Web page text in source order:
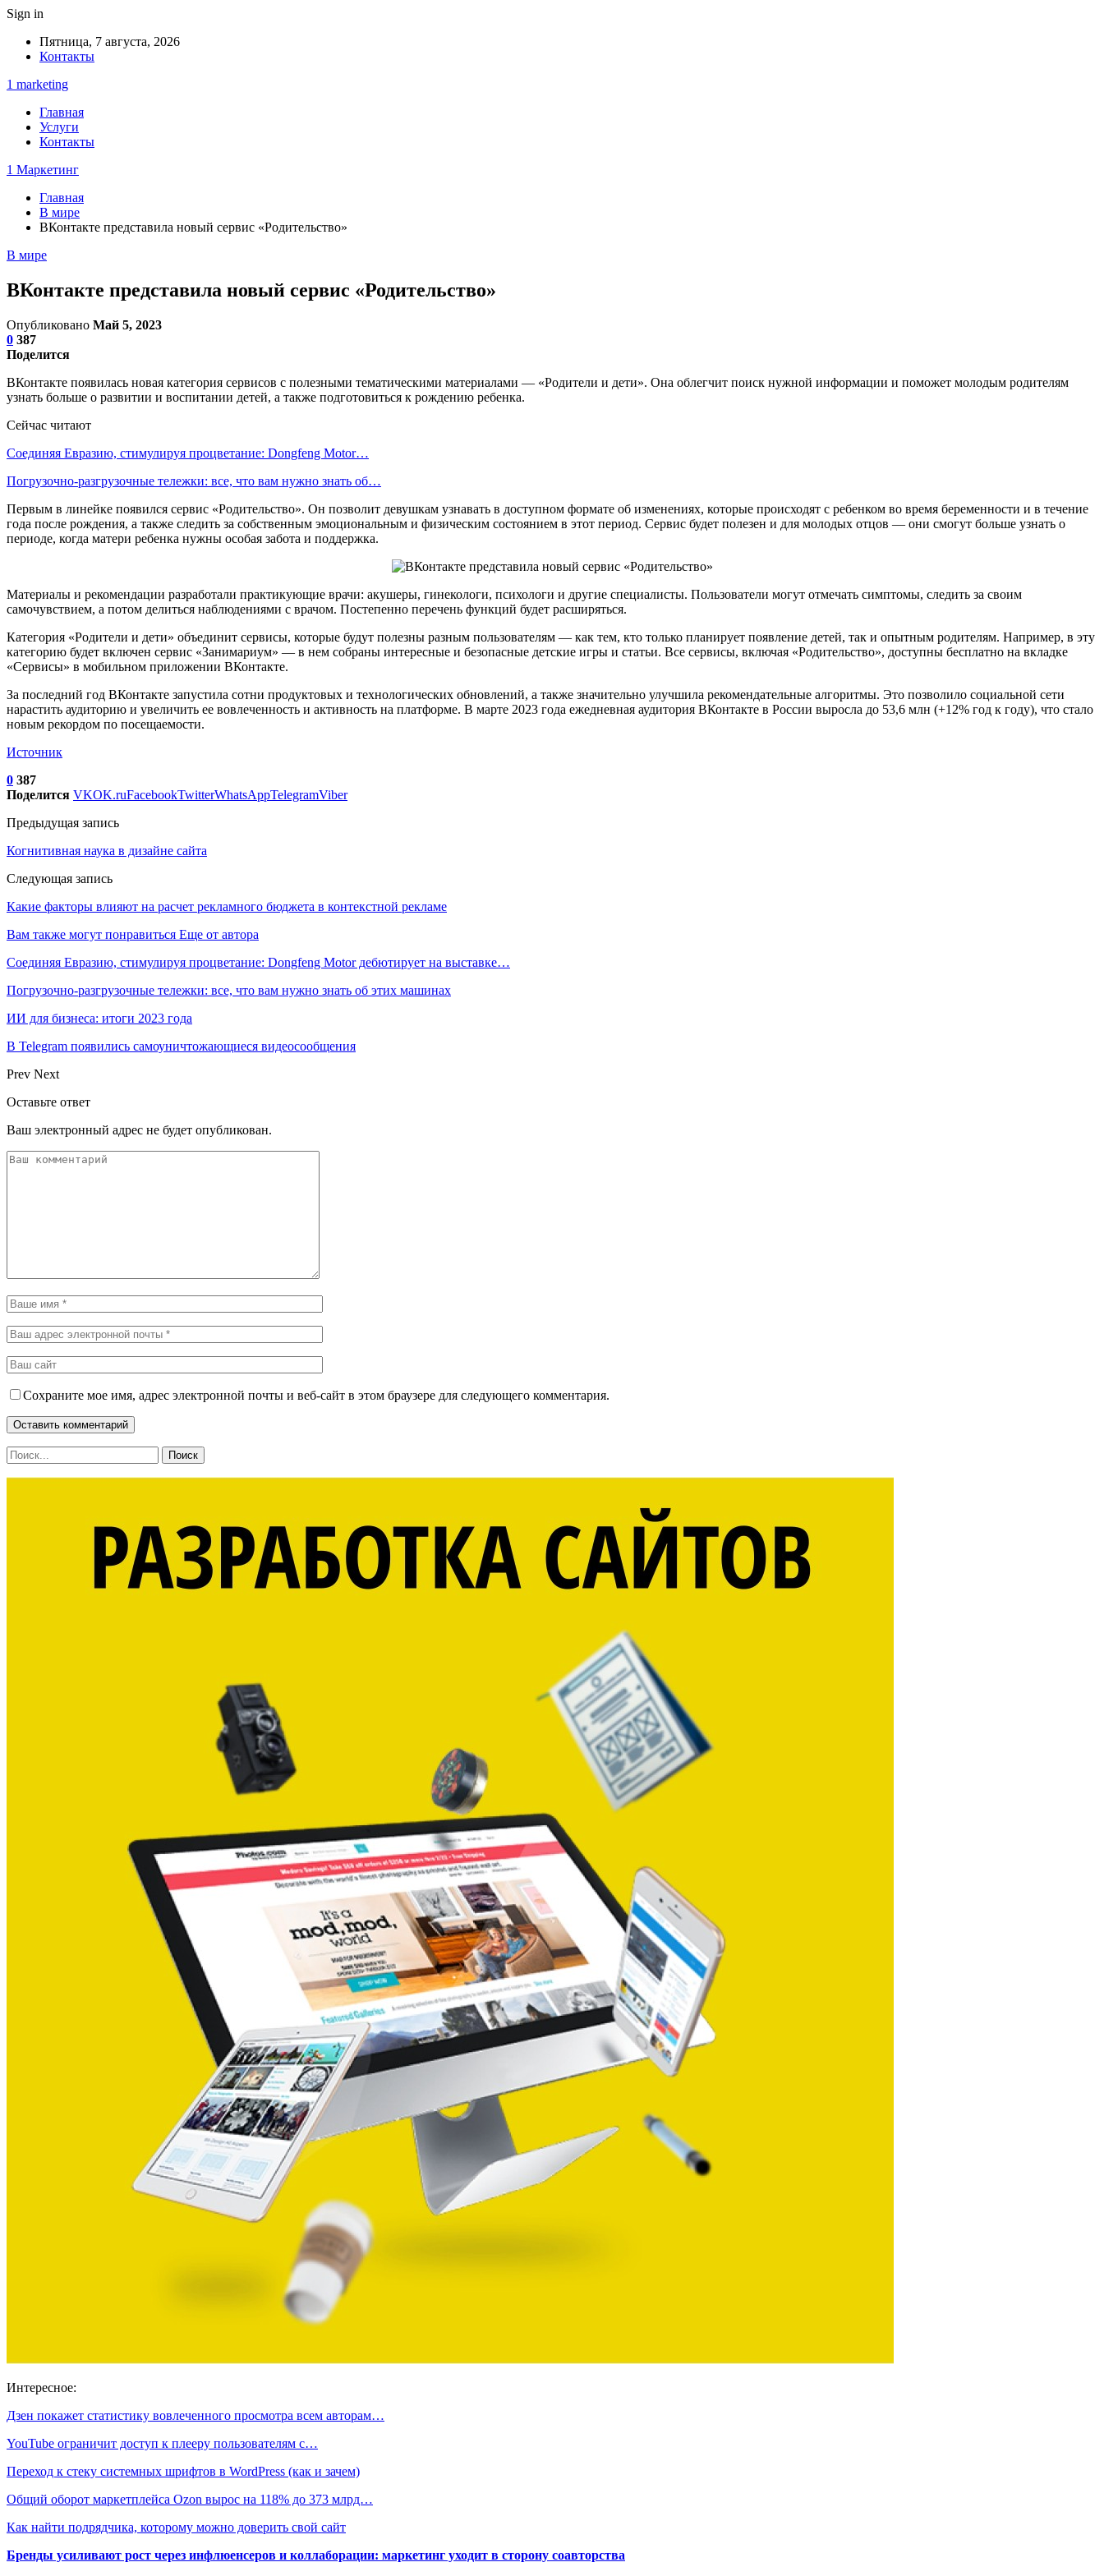
Sign in
Пятница, 7 августа, 2026
Контакты
1 marketing
Главная
Услуги
Контакты
1 Маркетинг
Главная
В мире
ВКонтакте представила новый сервис «Родительство»
В мире
ВКонтакте представила новый сервис «Родительство»
Опубликовано Май 5, 2023
0 387
Поделится
ВКонтакте появилась новая категория сервисов с полезными тематическими материалами — «Родители и дети». Она облегчит поиск нужной информации и поможет молодым родителям
узнать больше о развитии и воспитании детей, а также подготовиться к рождению ребенка.
Сейчас читают
Соединяя Евразию, стимулируя процветание: Dongfeng Motor…
Погрузочно-разгрузочные тележки: все, что вам нужно знать об…
Первым в линейке появился сервис «Родительство». Он позволит девушкам узнавать в доступном формате об изменениях, которые происходят с ребенком во время беременности и в течение
года после рождения, а также следить за собственным эмоциональным и физическим состоянием в этот период. Сервис будет полезен и для молодых отцов — они смогут больше узнать о
периоде, когда матери ребенка нужны особая забота и поддержка.
Материалы и рекомендации разработали практикующие врачи: акушеры, гинекологи, психологи и другие специалисты. Пользователи могут отмечать симптомы, следить за своим
самочувствием, а потом делиться наблюдениями с врачом. Постепенно перечень функций будет расширяться.
Категория «Родители и дети» объединит сервисы, которые будут полезны разным пользователям — как тем, кто только планирует появление детей, так и опытным родителям. Например, в эту
категорию будет включен сервис «Занимариум» — в нем собраны интересные и безопасные детские игры и статьи. Все сервисы, включая «Родительство», доступны бесплатно на вкладке
«Сервисы» в мобильном приложении ВКонтакте.
За последний год ВКонтакте запустила сотни продуктовых и технологических обновлений, а также значительно улучшила рекомендательные алгоритмы. Это позволило социальной сети
нарастить аудиторию и увеличить ее вовлеченность и активность на платформе. В марте 2023 года ежедневная аудитория ВКонтакте в России выросла до 53,6 млн (+12% год к году), что стало
новым рекордом по посещаемости.
Источник
0 387
Поделится VKOK.ruFacebookTwitterWhatsAppTelegramViber
Предыдущая запись
Когнитивная наука в дизайне сайта
Следующая запись
Какие факторы влияют на расчет рекламного бюджета в контекстной рекламе
Вам также могут понравиться Еще от автора
Соединяя Евразию, стимулируя процветание: Dongfeng Motor дебютирует на выставке…
Погрузочно-разгрузочные тележки: все, что вам нужно знать об этих машинах
ИИ для бизнеса: итоги 2023 года
В Telegram появились самоуничтожающиеся видеосообщения
Prev Next
Оставьте ответ
Ваш электронный адрес не будет опубликован.
Сохраните мое имя, адрес электронной почты и веб-сайт в этом браузере для следующего комментария.
Интересное:
Дзен покажет статистику вовлеченного просмотра всем авторам…
YouTube ограничит доступ к плееру пользователям с…
Переход к стеку системных шрифтов в WordPress (как и зачем)
Общий оборот маркетплейса Ozon вырос на 118% до 373 млрд…
Как найти подрядчика, которому можно доверить свой сайт
Бренды усиливают рост через инфлюенсеров и коллаборации: маркетинг уходит в сторону соавторства